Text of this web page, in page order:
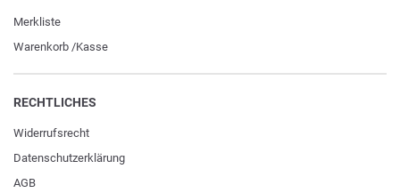
Merkliste
Warenkorb /Kasse
RECHTLICHES
Widerrufs­recht
Daten­schutz­erklärung
AGB